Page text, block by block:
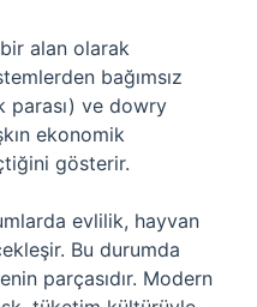
alan olarak
bağımsız
parası) ve dowry
ekonomik
gösterir.
evlilik, hayvan
Bu durumda
parçasıdır. Modern